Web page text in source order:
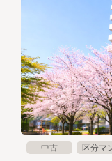
中古 区分マ